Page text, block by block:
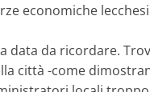
economiche
data da ricordare.
città -come